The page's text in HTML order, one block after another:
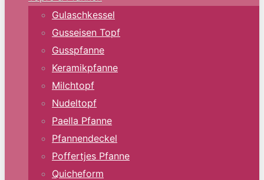
Gulaschkessel
Gusseisen Topf
Gusspfanne
Keramikpfanne
Milchtopf
Nudeltopf
Paella Pfanne
Pfannendeckel
Poffertjes Pfanne
Quicheform